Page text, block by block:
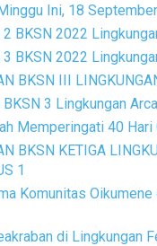
Ini, 18
BKSN 2022
3 BKSN 2022
BKSN III
3 Lingkungan
Memperingati 40 Hari
BKSN KETIGA
1
Komunitas Oikumene
di Lingkungan